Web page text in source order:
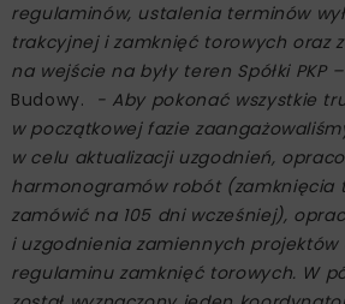
regulaminów, ustalenia terminów
trakcyjnej i zamknięć torowych oraz
na wejście na były teren Spółki PKP –
Budowy.
- Aby pokonać wszystkie
w początkowej fazie
w celu aktualizacji uzgodnień,
harmonogramów robót (zamknięcia
zamówić na 105 dni wcześniej),
i uzgodnienia zamiennych
regulaminu zamknięć torowych. W